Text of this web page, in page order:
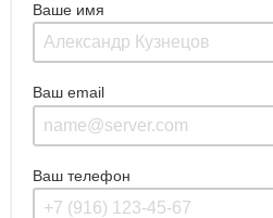
Ваше имя
Ваш email
Ваш телефон